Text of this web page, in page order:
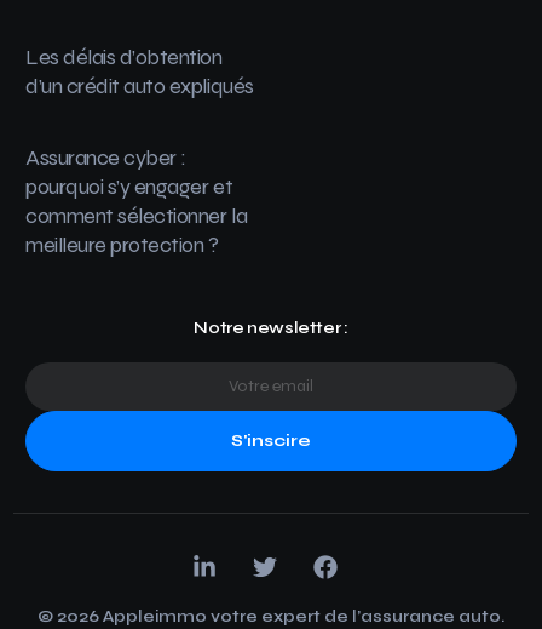
Les délais d’obtention
d’un crédit auto expliqués
Assurance cyber :
pourquoi s’y engager et
comment sélectionner la
meilleure protection ?
Notre newsletter :
S'inscire
© 2026 Appleimmo votre expert de l’assurance auto.